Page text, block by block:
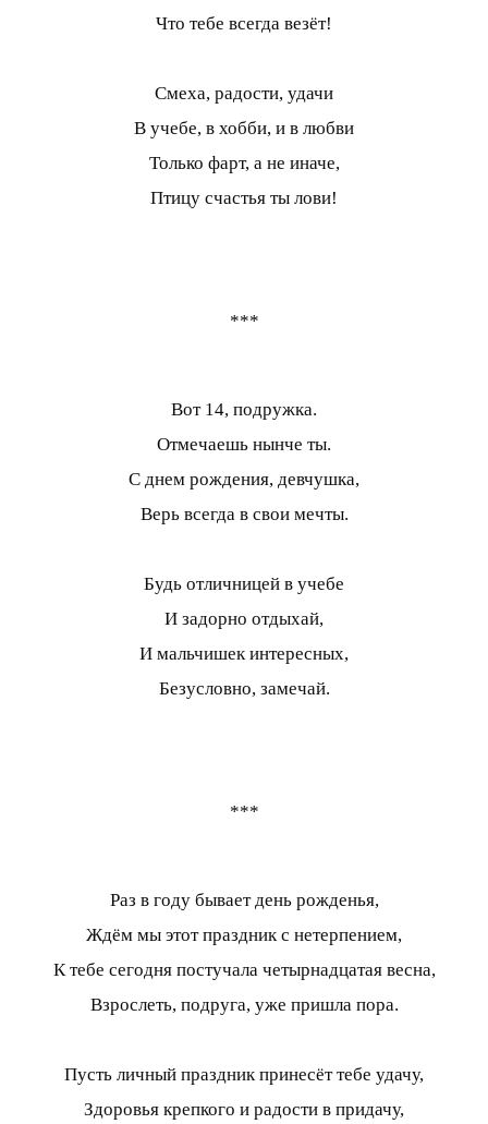
Что тебе всегда везёт!
Смеха, радости, удачи
В учебе, в хобби, и в любви
Только фарт, а не иначе,
Птицу счастья ты лови!
***
Вот 14, подружка.
Отмечаешь нынче ты.
С днем рождения, девчушка,
Верь всегда в свои мечты.
Будь отличницей в учебе
И задорно отдыхай,
И мальчишек интересных,
Безусловно, замечай.
***
Раз в году бывает день рожденья,
Ждём мы этот праздник с нетерпением,
К тебе сегодня постучала четырнадцатая весна,
Взрослеть, подруга, уже пришла пора.
Пусть личный праздник принесёт тебе удачу,
Здоровья крепкого и радости в придачу,